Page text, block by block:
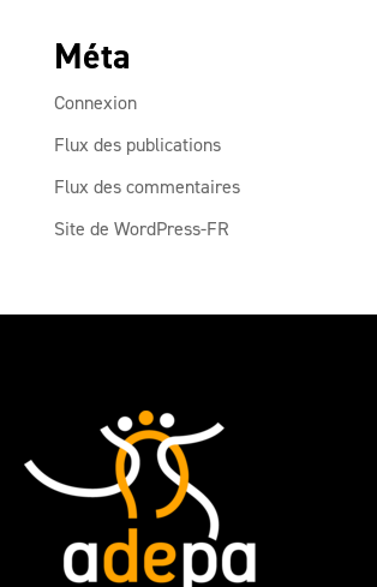
Méta
Connexion
Flux des publications
Flux des commentaires
Site de WordPress-FR